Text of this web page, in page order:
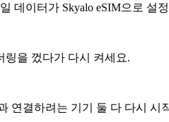
데이터가 Skyalo eSIM으로 설
링을 껐다가 다시 켜세요.
연결하려는 기기 둘 다 다시 시